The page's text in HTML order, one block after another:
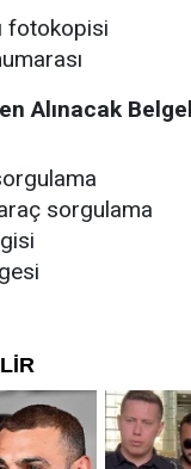
fotokopisi
Alınacak
sorgulama